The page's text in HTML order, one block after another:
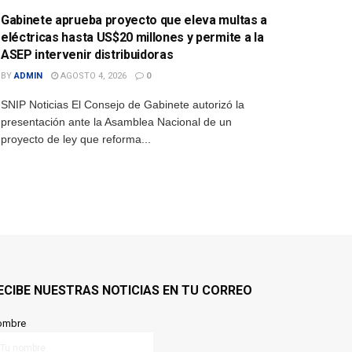
Gabinete aprueba proyecto que eleva multas a
eléctricas hasta US$20 millones y permite a la
ASEP intervenir distribuidoras
BY ADMIN AGOSTO 4, 2026 0
SNIP Noticias El Consejo de Gabinete autorizó la
presentación ante la Asamblea Nacional de un
proyecto de ley que reforma...
NUESTRAS NOTICIAS EN TU CORREO